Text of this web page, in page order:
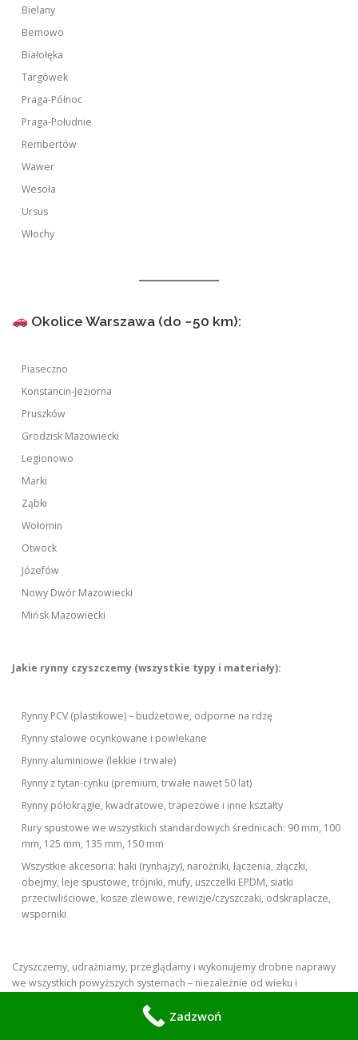
Bielany
Bemowo
Białołęka
Targówek
Praga-Północ
Praga-Południe
Rembertów
Wawer
Wesoła
Ursus
Włochy
Okolice Warszawa (do ~50 km):
Piaseczno
Konstancin-Jeziorna
Pruszków
Grodzisk Mazowiecki
Legionowo
Marki
Ząbki
Wołomin
Otwock
Józefów
Nowy Dwór Mazowiecki
Mińsk Mazowiecki
Jakie rynny czyszczemy (wszystkie typy i materiały):
Rynny PCV (plastikowe) – budżetowe, odporne na rdzę
Rynny stalowe ocynkowane i powlekane
Rynny aluminiowe (lekkie i trwałe)
Rynny z tytan-cynku (premium, trwałe nawet 50 lat)
Rynny półokrągłe, kwadratowe, trapezowe i inne kształty
Rury spustowe we wszystkich standardowych średnicach: 90 mm, 100
mm, 125 mm, 135 mm, 150 mm
Wszystkie akcesoria: haki (rynhajzy), narożniki, łączenia, złączki,
obejmy, leje spustowe, trójniki, mufy, uszczelki EPDM, siatki
przeciwliściowe, kosze zlewowe, rewizje/czyszczaki, odskraplacze,
wsporniki
Czyszczemy, udrażniamy, przeglądamy i wykonujemy drobne naprawy
we wszystkich powyższych systemach – niezależnie od wieku i
Zadzwoń